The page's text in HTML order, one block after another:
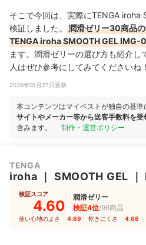
そこで今回は、実際にTENGA iroha
検証しました。
潤滑ゼリー30商品
TENGA iroha SMOOTH GEL IMG-
ます。潤滑ゼリーの選び方も紹介
人はぜひ参考にしてみてくださいね！
2026年01月27日更新
本コンテンツはマイベストが独自の基準
サイトやメーカー等から送客手数料を受
含みます。
制作・運営ポリシー
TENGA
iroha SMOOTH GEL
検証スコア
4.60
潤滑ゼリー
検証4位/96商品
使い心地のよさ 4.69 乾きにくさ 4.68